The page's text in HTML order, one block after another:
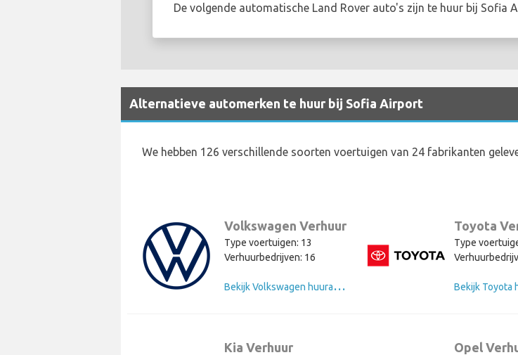
De volgende automatische Land Rover auto's zijn te huur bij Sofia
Alternatieve automerken te huur bij Sofia Airport
We hebben 126 verschillende soorten voertuigen van 24 fabrikanten
Volkswagen Verhuur
Type voertuigen: 13
Verhuurbedrijven: 16
B
ekijk Volkswagen huurauto's
Toyota
Type
Bekijk Toyota
Kia Verhuur Opel